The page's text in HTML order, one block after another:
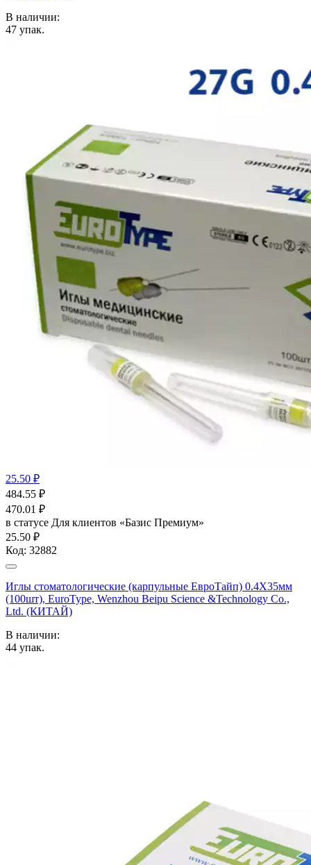
В наличии:
47 упак.
25.50 ₽
484.55 ₽
470.01 ₽
в статусе Для клиентов «Базис Премиум»
25.50 ₽
Код: 32882
Иглы стоматологические (карпульные ЕвроТайп) 0.4X35мм
(100шт), EuroType, Wenzhou Beipu Science &Technology Co.,
Ltd. (КИТАЙ)
В наличии:
44 упак.